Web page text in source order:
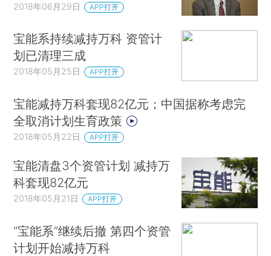
2018年06月29日 APP打开
宝能系持续减持万科 资管计
划已清理三成
2018年05月25日 APP打开
宝能减持万科套现82亿元；中国据称考虑完
全取消计划生育政策
2018年05月22日 APP打开
宝能清盘3个资管计划 减持万
科套现82亿元
2018年05月21日 APP打开
“宝能系”继续后撤 第四个资管
计划开始减持万科